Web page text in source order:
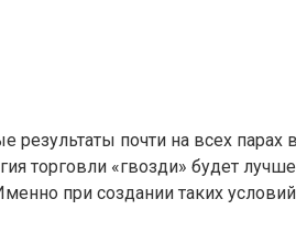
результаты почти на всех
торговли «гвозди» будет
при создании таких